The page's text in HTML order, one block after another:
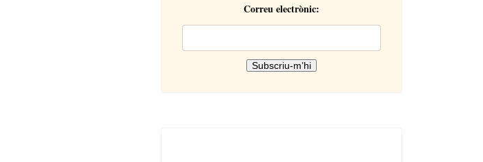
Correu electrònic: